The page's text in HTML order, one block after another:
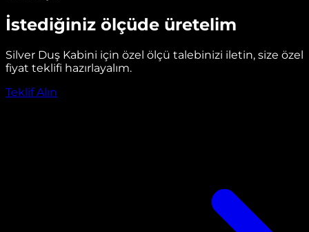
İstediğiniz ölçüde üretelim
Silver Duş Kabini için özel ölçü talebinizi iletin, size özel
fiyat teklifi hazırlayalım.
Teklif Alın